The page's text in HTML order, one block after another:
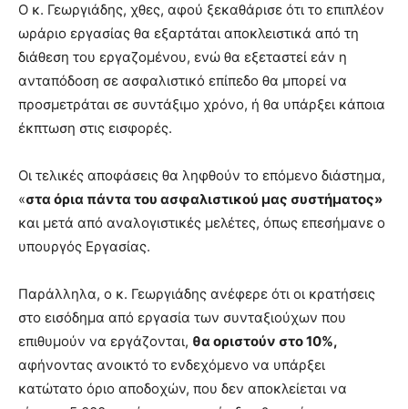
Ο κ. Γεωργιάδης, χθες, αφού ξεκαθάρισε ότι το επιπλέον
ωράριο εργασίας θα εξαρτάται αποκλειστικά από τη
διάθεση του εργαζομένου, ενώ θα εξεταστεί εάν η
ανταπόδοση σε ασφαλιστικό επίπεδο θα μπορεί να
προσμετράται σε συντάξιμο χρόνο, ή θα υπάρξει κάποια
έκπτωση στις εισφορές.
Οι τελικές αποφάσεις θα ληφθούν το επόμενο διάστημα,
«στα όρια πάντα του ασφαλιστικού μας συστήματος»
και μετά από αναλογιστικές μελέτες, όπως επεσήμανε ο
υπουργός Εργασίας.
Παράλληλα, ο κ. Γεωργιάδης ανέφερε ότι οι κρατήσεις
στο εισόδημα από εργασία των συνταξιούχων που
επιθυμούν να εργάζονται, θα οριστούν στο 10%,
αφήνοντας ανοικτό το ενδεχόμενο να υπάρξει
κατώτατο όριο αποδοχών, που δεν αποκλείεται να